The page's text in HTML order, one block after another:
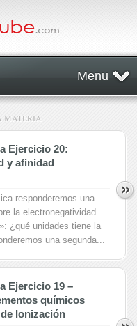
Menu
MATERIA
Ejercicio 20:
y afinidad
responderemos una
la electronegatividad
¿qué unidades tiene la
una segunda...
Ejercicio 19 –
químicos
Ionización